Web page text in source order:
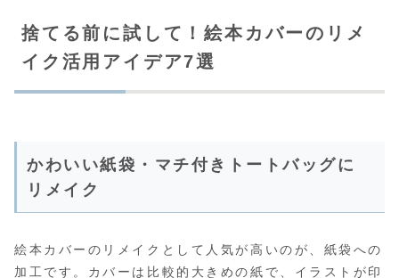
捨てる前に試して！絵本カバーのリメ
イク活用アイデア7選
かわいい紙袋・マチ付きトートバッグに
リメイク
絵本カバーのリメイクとして人気が高いのが、紙袋への
加工です。カバーは比較的大きめの紙で、イラストが印